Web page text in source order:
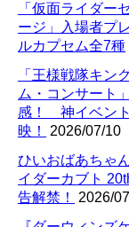
「仮面ライダー
ージ」入場者プ
ルカプセム全7種
「王様戦隊キン
ム・コンサート
感！ 神イベン
映！
2026/07/10
ひいおばあちゃ
イダーカブト
告解禁！
2026/